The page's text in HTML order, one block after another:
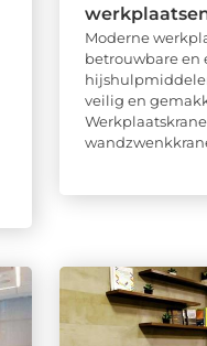
Moderne
betrouwbare en
veilig en